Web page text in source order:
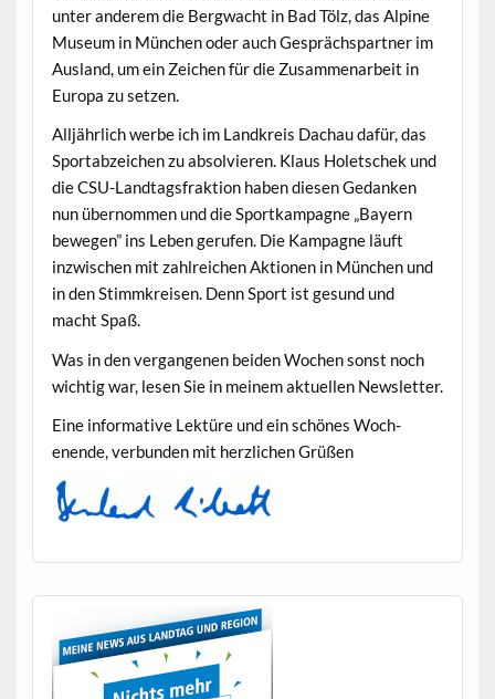
unter anderem die Berg­wacht in Bad Tölz, das Alpine
Muse­um in München oder auch Gesprächspart­ner im
Aus­land, um ein Zeichen für die Zusam­me­nar­beit in
Europa zu setzen.
Alljährlich werbe ich im Land­kreis Dachau dafür, das
Sportabze­ichen zu absolvieren. Klaus Holetschek und
die CSU-Land­tags­frak­tion haben diesen Gedanken
nun über­nom­men und die Sportkam­pagne „Bay­ern
bewe­gen” ins Leben gerufen. Die Kam­pagne läuft
inzwis­chen mit zahlre­ichen Aktio­nen in München und
in den Stimmkreisen. Denn Sport ist gesund und
macht Spaß.
Was in den ver­gan­genen bei­den Wochen son­st noch
wichtig war, lesen Sie in meinem aktuellen Newsletter.
Eine infor­ma­tive Lek­türe und ein schönes Woch­
enende, ver­bun­den mit her­zlichen Grüßen